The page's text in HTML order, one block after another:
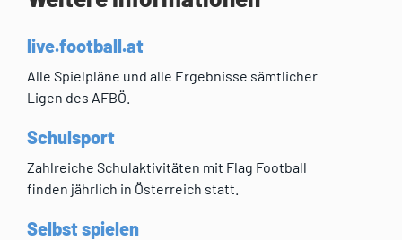
live.football.at
Alle Spielpläne und alle Ergebnisse sämtlicher
Ligen des AFBÖ.
Schulsport
Zahlreiche Schulaktivitäten mit Flag Football
finden jährlich in Österreich statt.
Selbst spielen